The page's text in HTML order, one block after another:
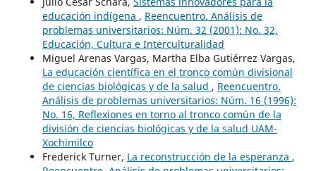
educación indígena , Reencuentro. Análisis de
problemas universitarios: Núm. 32 (2001): No. 32,
Educación, Cultura e Interculturalidad
Miguel Arenas Vargas, Martha Elba Gutiérrez Vargas,
La educación científica en el tronco común divisional
de ciencias biológicas y de la salud , Reencuentro.
Análisis de problemas universitarios: Núm. 16 (1996):
No. 16, Reflexiones en torno al tronco común de la
división de ciencias biológicas y de la salud UAM-
Xochimilco
Frederick Turner, La reconstrucción de la esperanza ,